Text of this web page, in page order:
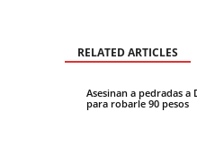
RELATED ARTICLES
Asesinan a pedradas
para robarle 90 pesos